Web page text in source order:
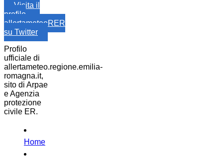
Visita il
profilo
allertameteoRER
su Twitter
Profilo
ufficiale di
allertameteo.regione.emilia-
romagna.it,
sito di Arpae
e Agenzia
protezione
civile ER.
Home